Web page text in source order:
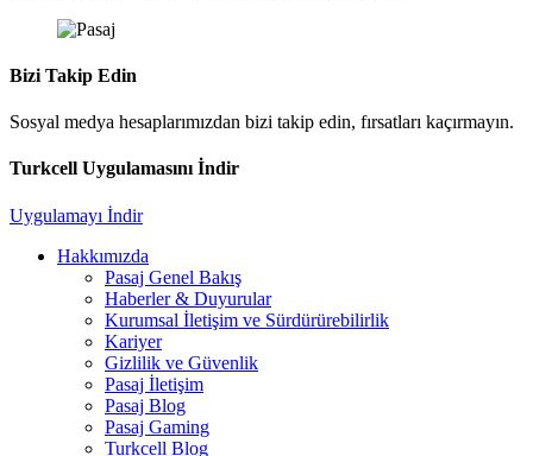
Bizi Takip Edin
Sosyal medya hesaplarımızdan bizi takip edin, fırsatları kaçırmayın.
Turkcell Uygulamasını İndir
Uygulamayı İndir
Hakkımızda
Pasaj Genel Bakış
Haberler & Duyurular
Kurumsal İletişim ve Sürdürürebilirlik
Kariyer
Gizlilik ve Güvenlik
Pasaj İletişim
Pasaj Blog
Pasaj Gaming
Turkcell Blog